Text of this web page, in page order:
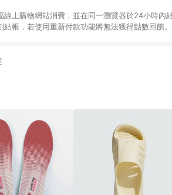
上購物網站消費，並在同一瀏覽器於24小時內
帳，若使用重新付款功能將無法獲得點數回饋
股份有限公司方進行訂單資格確認。 康達盛通